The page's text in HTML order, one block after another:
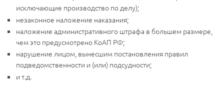
исключающие производство по делу);
незаконное наложение наказания;
наложение административного штрафа в большем размере,
чем это предусмотрено КоАП РФ;
нарушение лицом, вынесшим постановления правил
подведомственности и (или) подсудности;
и т.д.